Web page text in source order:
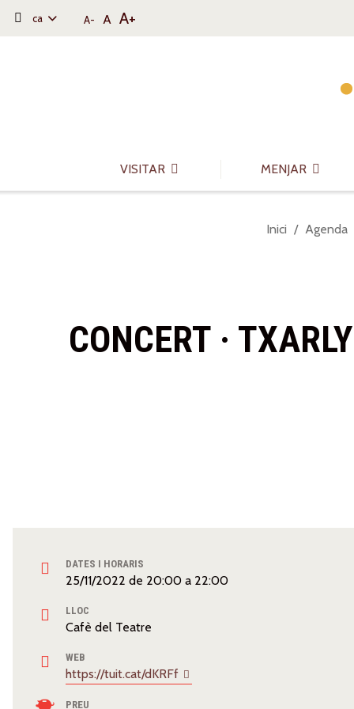
ca A- A A+
VISITAR MENJAR
Sou
Inici Agenda
CONCERT ·
DATES I HORARIS
25/11/2022 de 20:00 a 22:00
LLOC
Cafè del Teatre
WEB
https://tuit.cat/dKRFf
PREU